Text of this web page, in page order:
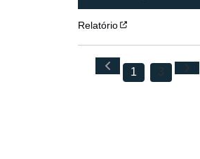
Relatório
1 3